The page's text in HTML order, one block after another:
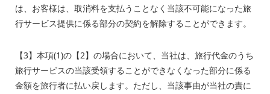
は、お客様は、取消料を支払うことなく当該不可能になった旅
行サービス提供に係る部分の契約を解除することができます。
【3】本項(1)の【2】の場合において、当社は、旅行代金のうち
旅行サービスの当該受領することができなくなった部分に係る
金額を旅行者に払い戻します。ただし、当該事由が当社の責に